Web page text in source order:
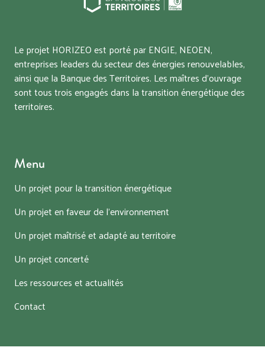
Le projet HORIZEO est porté par ENGIE, NEOEN,
entreprises leaders du secteur des énergies renouvelables,
ainsi que la Banque des Territoires. Les maîtres d’ouvrage
sont tous trois engagés dans la transition énergétique des
territoires.
Menu
Un projet pour la transition énergétique
Un projet en faveur de l’environnement
Un projet maîtrisé et adapté au territoire
Un projet concerté
Les ressources et actualités
Contact